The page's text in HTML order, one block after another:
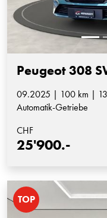
Peugeot 308
09.2025 | 100 km |
Automatik-Getriebe
CHF
25'900.-
TOP